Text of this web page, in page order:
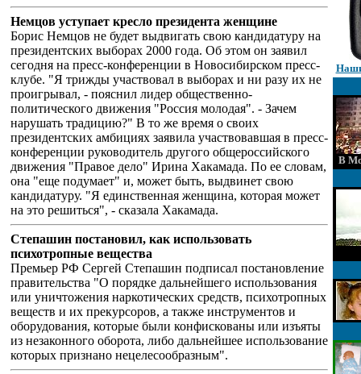
Немцов уступает кресло президента женщине
Борис Немцов не будет выдвигать свою кандидатуру на
президентских выборах 2000 года. Об этом он заявил
сегодня на пресс-конференции в Новосибирском пресс-
клубе. "Я трижды участвовал в выборах и ни разу их не
проигрывал, - пояснил лидер общественно-
политического движения "Россия молодая". - Зачем
нарушать традицию?" В то же время о своих
президентских амбициях заявила участвовавшая в пресс-
конференции руководитель другого общероссийского
движения "Правое дело" Ирина Хакамада. По ее словам,
она "еще подумает" и, может быть, выдвинет свою
кандидатуру. "Я единственная женщина, которая может
на это решиться", - сказала Хакамада.
Степашин постановил, как использовать
психотропные вещества
Премьер РФ Сергей Степашин подписал постановление
правительства "О порядке дальнейшего использования
или уничтожения наркотических средств, психотропных
веществ и их прекурсоров, а также инструментов и
оборудования, которые были конфискованы или изъяты
из незаконного оборота, либо дальнейшее использование
которых признано нецелесообразным".
В